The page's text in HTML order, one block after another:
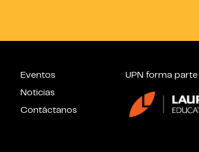
Eventos
Noticias
Contáctanos
UPN forma parte